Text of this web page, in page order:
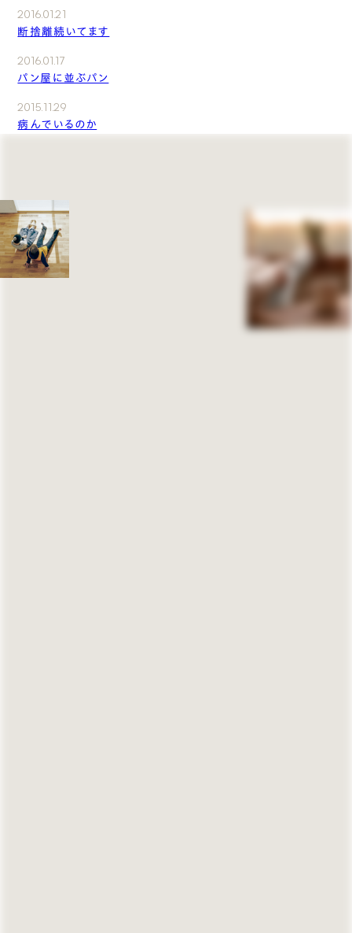
2016.01.21
断捨離続いてます
2016.01.17
パン屋に並ぶパン
2015.11.29
病んでいるのか